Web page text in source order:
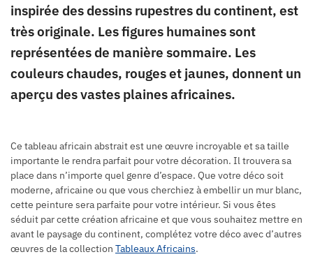
inspirée des dessins rupestres du continent, est
très originale. Les figures humaines sont
représentées de manière sommaire. Les
couleurs chaudes, rouges et jaunes, donnent un
aperçu des vastes plaines africaines.
Ce tableau africain abstrait est une œuvre incroyable et sa taille
importante le rendra parfait pour votre décoration. Il trouvera sa
place dans n’importe quel genre d’espace. Que votre déco soit
moderne, africaine ou que vous cherchiez à embellir un mur blanc,
cette peinture sera parfaite pour votre intérieur. Si vous êtes
séduit par cette création africaine et que vous souhaitez mettre en
avant le paysage du continent, complétez votre déco avec d’autres
œuvres de la collection Tableaux Africains.